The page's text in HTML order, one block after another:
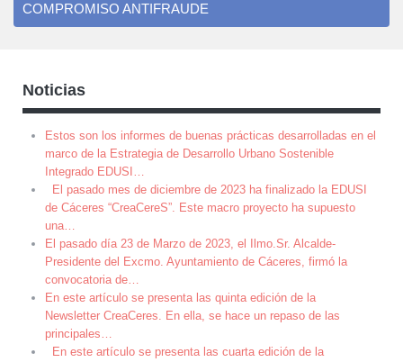
COMPROMISO ANTIFRAUDE
Noticias
Estos son los informes de buenas prácticas desarrolladas en el
marco de la Estrategia de Desarrollo Urbano Sostenible
Integrado EDUSI …
El pasado mes de diciembre de 2023 ha finalizado la EDUSI
de Cáceres “CreaCereS”. Este macro proyecto ha supuesto
una…
El pasado día 23 de Marzo de 2023, el Ilmo.Sr. Alcalde-
Presidente del Excmo. Ayuntamiento de Cáceres, firmó la
convocatoria de…
En este artículo se presenta las quinta edición de la
Newsletter CreaCeres. En ella, se hace un repaso de las
principales…
En este artículo se presenta las cuarta edición de la